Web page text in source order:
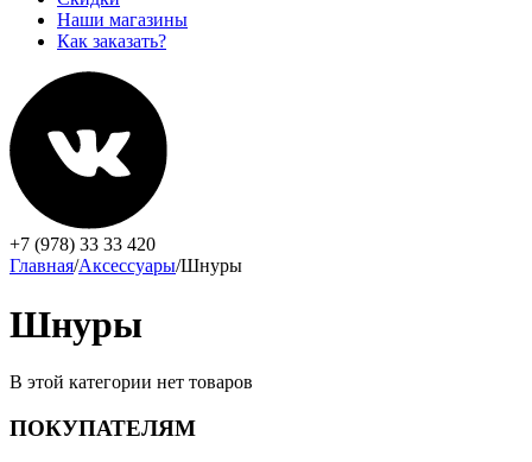
Наши магазины
Как заказать?
+7 (978) 33 33 420
Главная/Аксессуары/Шнуры
Шнуры
В этой категории нет товаров
ПОКУПАТЕЛЯМ